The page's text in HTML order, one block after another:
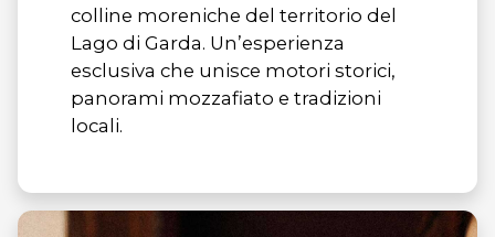
colline moreniche del territorio del
Lago di Garda. Un’esperienza
esclusiva che unisce motori storici,
panorami mozzafiato e tradizioni
locali.